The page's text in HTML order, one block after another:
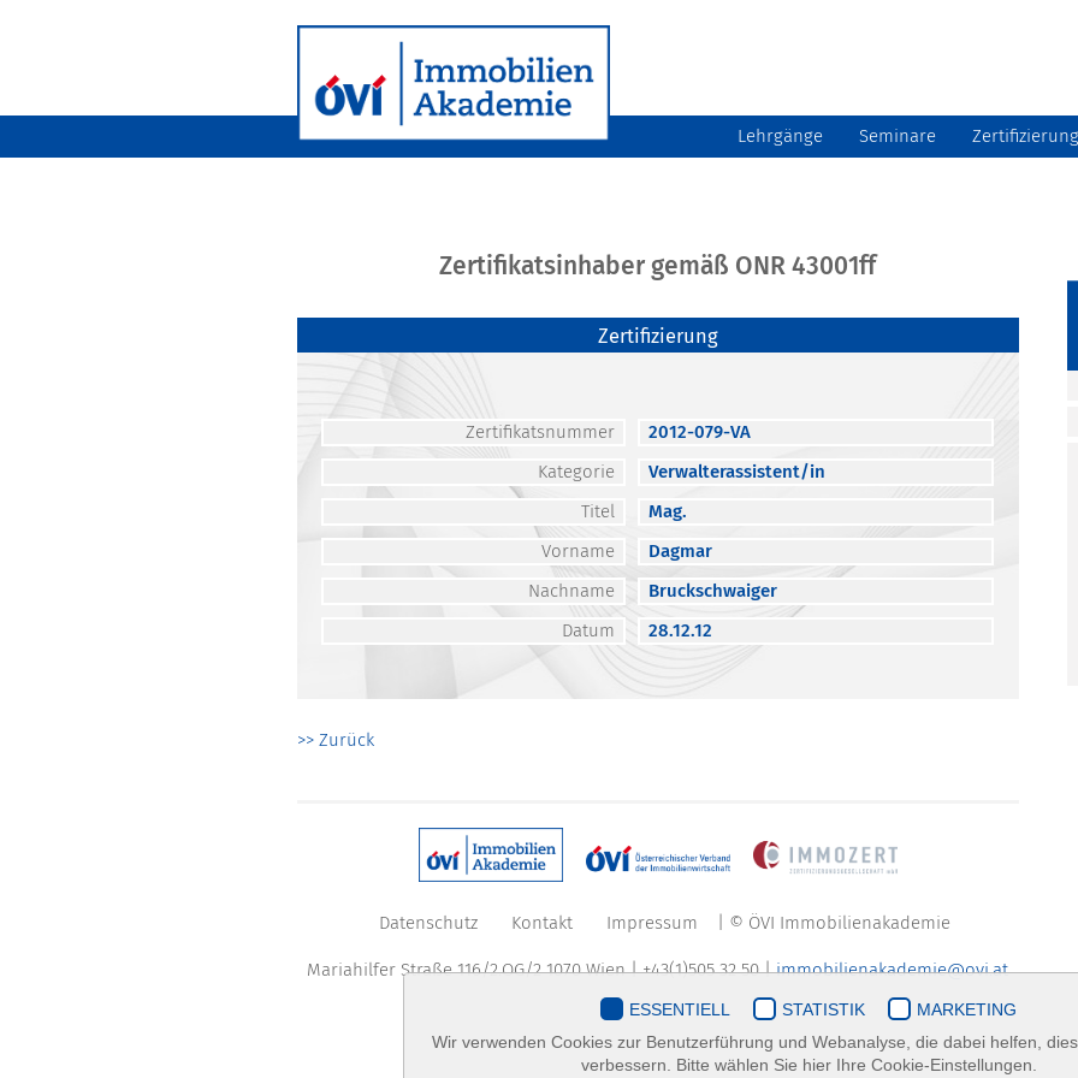
Lehrgänge Seminare Zertifizierung
Zertifikatsinhaber gemäß ONR 43001ff
Zertifizierung
Zertifikatsnummer
2012-079-VA
Kategorie
Verwalterassistent/in
Titel
Mag.
Vorname
Dagmar
Nachname
Bruckschwaiger
Datum
28.12.12
>> Zurück
Datenschutz Kontakt Impressum | © ÖVI Immobilienakademie
Mariahilfer Straße 116/2.OG/2 1070 Wien | +43(1)505 32 50 |immobilienakademie@ovi.at
ESSENTIELL STATISTIK
MARKETING
Wir verwenden Cookies zur Benutzerführung und Webanalyse, die dabei helfen,
verbessern. Bitte wählen Sie hier Ihre Cookie-Einstellungen.